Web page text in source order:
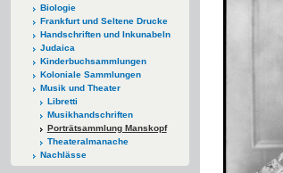
Biologie
Frankfurt und Seltene Drucke
Handschriften und Inkunabeln
Judaica
Kinderbuchsammlungen
Koloniale Sammlungen
Musik und Theater
Libretti
Musikhandschriften
Porträtsammlung Manskopf
Theateralmanache
Nachlässe